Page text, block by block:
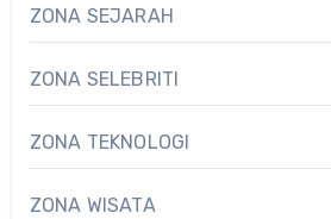
ZONA SEJARAH
ZONA SELEBRITI
ZONA TEKNOLOGI
ZONA WISATA